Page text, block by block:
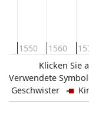
1550 1560
Klicken Sie
Verwendete
Geschwister